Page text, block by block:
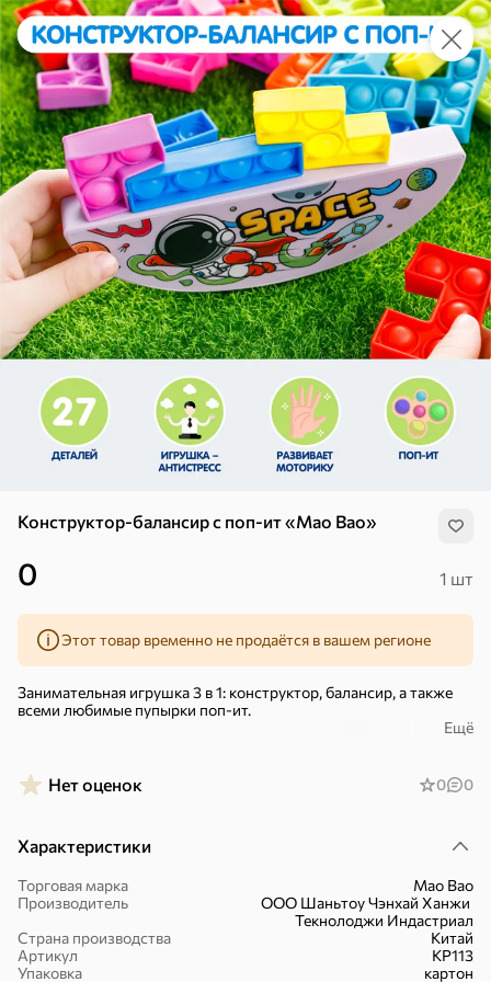
Конструктор-балансир с поп-ит «Mao Bao»
0 1 шт
Этот товар временно не продаётся в вашем регионе
Занимательная игрушка 3 в 1: конструктор, балансир, а также
всеми любимые пупырки поп-ит.
балансиром можно играть всей семьей или с друзьями,
выстраивая на нем детали конструктора одну за другой в
С щелкающими пупырками поп-ит просто приятно играть,
Размер игрушки в упаковке: 21×17,5×4,5 см.
Подойдет для детей старше 3 лет.
– Развивает мелкую моторику, тактильное восприятие,
Ещё
Нет оценок 0 0
Характеристики
Торговая марка
Mao Bao
Производитель
ООО Шаньтоу Чэнхай Ханжи
Текнолоджи Индастриал
Страна производства
Китай
Артикул
KP113
Упаковка
картон
Новинки Все
205,4 ₽
325 г
Свинина тушеная Экстра «Главпродукт», 325 г
НОВОЕ
326,3 ₽
НОВОЕ
В корзину
42,9 ₽
НОВОЕ
Хиты Все
ХИТ 5
Это новая версия сайта KDV
Вернуть старый дизайн